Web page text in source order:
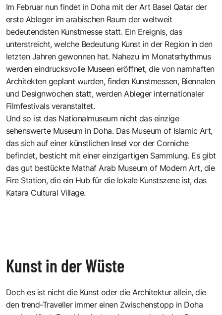
Im Februar nun findet in Doha mit der Art Basel Qatar der
erste Ableger im arabischen Raum der weltweit
bedeutendsten Kunstmesse statt. Ein Ereignis, das
unterstreicht, welche Bedeutung Kunst in der Region in den
letzten Jahren gewonnen hat. Nahezu im Monatsrhythmus
werden eindrucksvolle Museen eröffnet, die von namhaften
Architekten geplant wurden, finden Kunstmessen, Biennalen
und Designwochen statt, werden Ableger internationaler
Filmfestivals veranstaltet.
Und so ist das Nationalmuseum nicht das einzige
sehenswerte Museum in Doha. Das Museum of Islamic Art,
das sich auf einer künstlichen Insel vor der Corniche
befindet, besticht mit einer einzigartigen Sammlung. Es gibt
das gut bestückte Mathaf Arab Museum of Modern Art, die
Fire Station, die ein Hub für die lokale Kunstszene ist, das
Katara Cultural Village.
Kunst in der Wüste
Doch es ist nicht die Kunst oder die Architektur allein, die
den trend-Traveller immer einen Zwischenstopp in Doha